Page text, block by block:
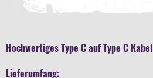
Hochwertiges Type C auf Type C Kabel
Lieferumfang: